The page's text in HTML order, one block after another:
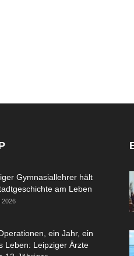
Gymnasiallehrer hält
am Leben
2026
ein Jahr, ein
Leben: Leipziger Ärzte